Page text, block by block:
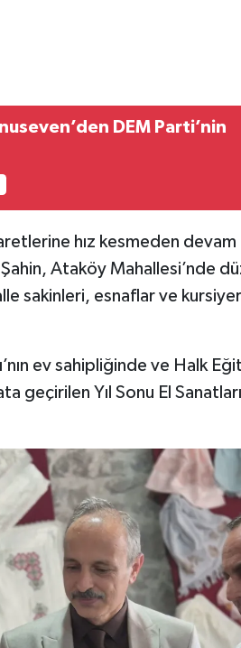
DEM Parti’nin
hız kesmeden
Ataköy Mahallesi’nde
sakinleri, esnaflar ve
ev sahipliğinde ve Halk
geçirilen Yıl Sonu El